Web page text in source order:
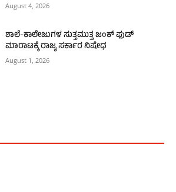
August 4, 2026
ಶಾಲೆ-ಕಾಲೇಜುಗಳ ಸುತ್ತಮುತ್ತ ಜಂಕ್ ಫುಡ್
ಮಾರಾಟಕ್ಕೆ ರಾಜ್ಯ ಸರ್ಕಾರ ನಿಷೇಧ
August 1, 2026